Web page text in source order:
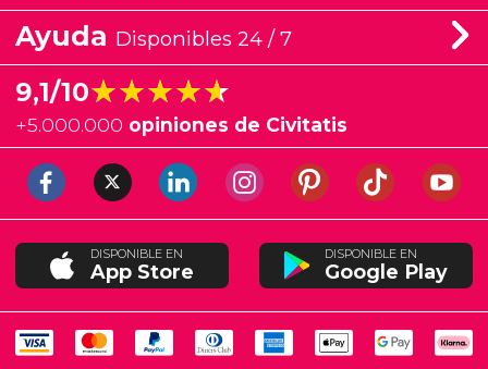
Ayuda Disponibles 24 / 7
9,1/10★★★★★
★★★★★
+5.000.000 opiniones de Civitatis
DISPONIBLE EN
App Store
DISPONIBLE EN
Google Play